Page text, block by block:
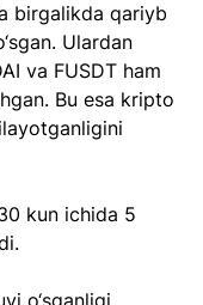
birgalikda qariyb
Ulardan
va FUSDT ham
Bu esa kripto
kun ichida 5